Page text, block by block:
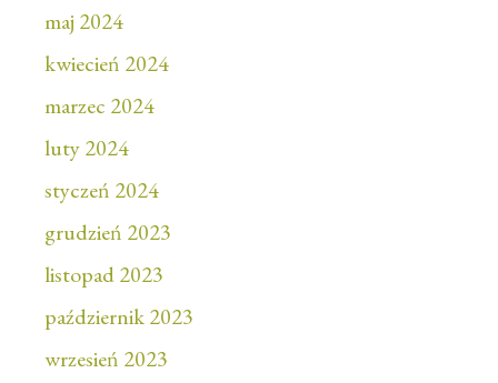
maj 2024
kwiecień 2024
marzec 2024
luty 2024
styczeń 2024
grudzień 2023
listopad 2023
październik 2023
wrzesień 2023